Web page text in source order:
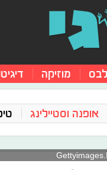
מוזיקה
אופנה וסטיילינג